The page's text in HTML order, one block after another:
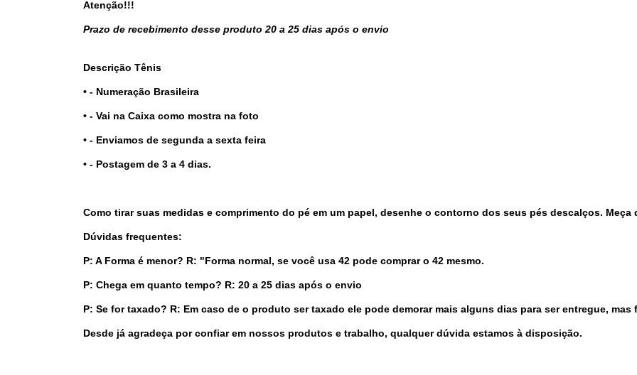
Atenção!!!
Prazo de recebimento desse produto 20 a 25 dias após o envio
Descrição Tênis
• - Numeração Brasileira
• - Vai na Caixa como mostra na foto
• - Enviamos de segunda a sexta feira
• - Postagem de 3 a 4 dias.
Como tirar suas medidas e comprimento do pé em um papel, desenhe o contorno dos seus pés descalços. Meça
Dúvidas frequentes:
P: A Forma é menor? R: "Forma normal, se você usa 42 pode comprar o 42 mesmo.
P: Chega em quanto tempo? R: 20 a 25 dias após o envio
P: Se for taxado? R: Em caso de o produto ser taxado ele pode demorar mais alguns dias para ser entregue,
Desde já agradeça por confiar em nossos produtos e trabalho, qualquer dúvida estamos à disposição.